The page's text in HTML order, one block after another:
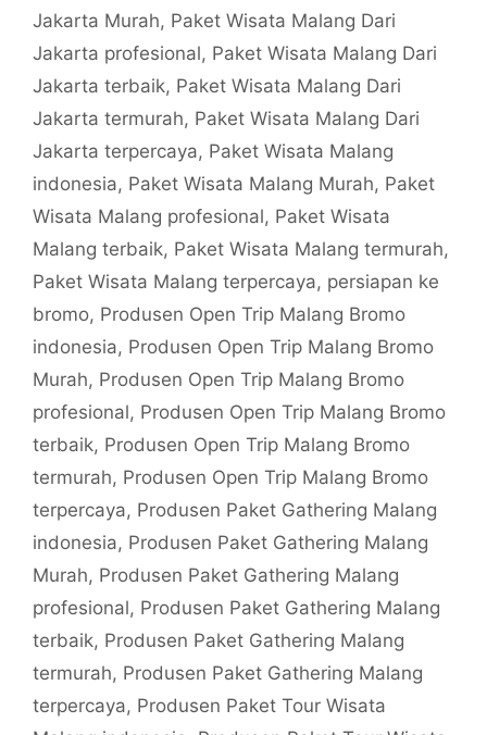
Jakarta Murah, Paket Wisata Malang Dari
Jakarta profesional, Paket Wisata Malang Dari
Jakarta terbaik, Paket Wisata Malang Dari
Jakarta termurah, Paket Wisata Malang Dari
Jakarta terpercaya, Paket Wisata Malang
indonesia, Paket Wisata Malang Murah, Paket
Wisata Malang profesional, Paket Wisata
Malang terbaik, Paket Wisata Malang termurah,
Paket Wisata Malang terpercaya, persiapan ke
bromo, Produsen Open Trip Malang Bromo
indonesia, Produsen Open Trip Malang Bromo
Murah, Produsen Open Trip Malang Bromo
profesional, Produsen Open Trip Malang Bromo
terbaik, Produsen Open Trip Malang Bromo
termurah, Produsen Open Trip Malang Bromo
terpercaya, Produsen Paket Gathering Malang
indonesia, Produsen Paket Gathering Malang
Murah, Produsen Paket Gathering Malang
profesional, Produsen Paket Gathering Malang
terbaik, Produsen Paket Gathering Malang
termurah, Produsen Paket Gathering Malang
terpercaya, Produsen Paket Tour Wisata